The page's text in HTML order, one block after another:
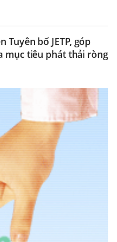
bố JETP, góp
mục tiêu phát thải ròng